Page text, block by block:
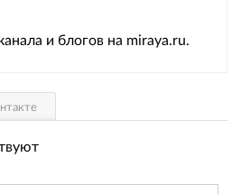
и блогов на miraya.ru.